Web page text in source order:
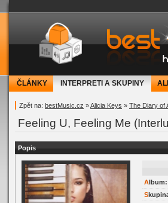
bestMusic.cz - Have
ČLÁNKY INTERPRETI A SKUPINY
Zpět na: bestMusic.cz »Alicia Keys » The Diary of
Feeling U, Feeling Me
Popis
Album: